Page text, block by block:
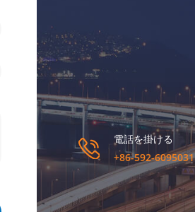
電話を掛ける
+86-592-6095031